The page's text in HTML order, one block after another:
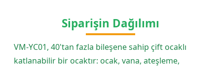
Siparişin Dağılımı
VM-YC01, 40'tan fazla bileşene sahip çift ocaklı
katlanabilir bir ocaktır: ocak, vana, ateşleme,